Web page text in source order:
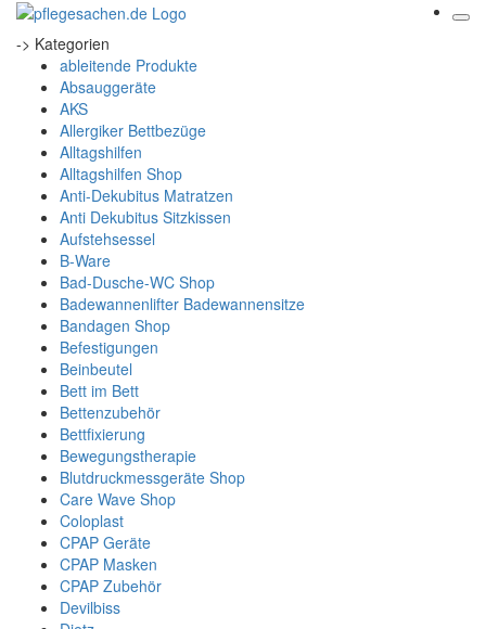
-> Kategorien
ableitende Produkte
Absauggeräte
AKS
Allergiker Bettbezüge
Alltagshilfen
Alltagshilfen Shop
Anti-Dekubitus Matratzen
Anti Dekubitus Sitzkissen
Aufstehsessel
B-Ware
Bad-Dusche-WC Shop
Badewannenlifter Badewannensitze
Bandagen Shop
Befestigungen
Beinbeutel
Bett im Bett
Bettenzubehör
Bettfixierung
Bewegungstherapie
Blutdruckmessgeräte Shop
Care Wave Shop
Coloplast
CPAP Geräte
CPAP Masken
CPAP Zubehör
Devilbiss